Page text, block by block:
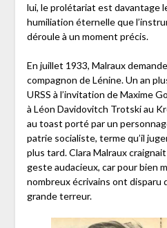
lui, le prolétariat est davantage
humiliation éternelle que
déroule à un moment précis.
En juillet 1933, Malraux
compagnon de Lénine. Un an
URSS à l’invitation de Maxime
à Léon Davidovitch Trotski au
au toast porté par un
patrie socialiste, terme qu’il
plus tard. Clara Malraux
geste audacieux, car pour bien
nombreux écrivains ont disparu
grande terreur.